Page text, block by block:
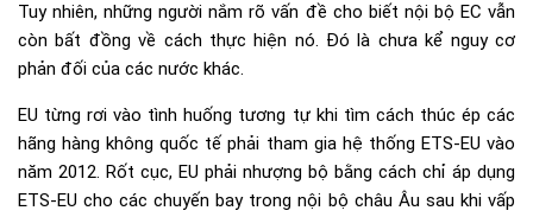
Tuy nhiên, những người nắm rõ vấn đề cho biết nội bộ EC vẫn
còn bất đồng về cách thực hiện nó. Đó là chưa kể nguy cơ
phản đối của các nước khác.
EU từng rơi vào tình huống tương tự khi tìm cách thúc ép các
hãng hàng không quốc tế phải tham gia hệ thống ETS-EU vào
năm 2012. Rốt cục, EU phải nhượng bộ bằng cách chỉ áp dụng
ETS-EU cho các chuyến bay trong nội bộ châu Âu sau khi vấp